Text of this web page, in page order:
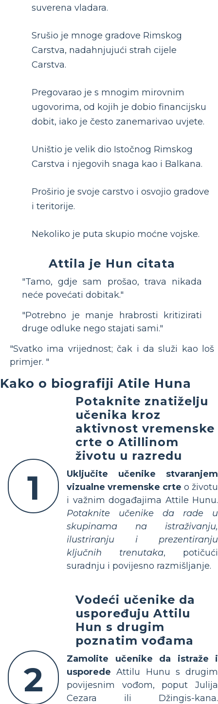
suverena vladara.
Srušio je mnoge gradove Rimskog
Carstva, nadahnjujući strah cijele
Carstva.
Pregovarao je s mnogim mirovnim
ugovorima, od kojih je dobio financijsku
dobit, iako je često zanemarivao uvjete.
Uništio je velik dio Istočnog Rimskog
Carstva i njegovih snaga kao i Balkana.
Proširio je svoje carstvo i osvojio gradove
i teritorije.
Nekoliko je puta skupio moćne vojske.
Attila je Hun citata
"Tamo, gdje sam prošao, trava nikada
neće povećati dobitak."
"Potrebno je manje hrabrosti kritizirati
druge odluke nego stajati sami."
"Svatko ima vrijednost; čak i da služi kao loš
primjer. "
Kako o biografiji Atile Huna
1
Potaknite znatiželju
učenika kroz
aktivnost vremenske
crte o Atillinom
životu u razredu
Uključite učenike stvaranjem
vizualne vremenske crte o životu
i važnim događajima Attile Hunu.
Potaknite učenike da rade u
skupinama na istraživanju,
ilustriranju i prezentiranju
ključnih trenutaka, potičući
suradnju i povijesno razmišljanje.
2
Vodeći učenike da
uspoređuju Attilu
Hun s drugim
poznatim vođama
Zamolite učenike da istraže i
usporede Attilu Hunu s drugim
povijesnim vođom, poput Julija
Cezara ili Džingis-kana.